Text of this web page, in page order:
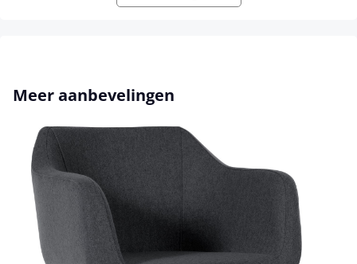
Productgalerij overslaan
Meer aanbevelingen